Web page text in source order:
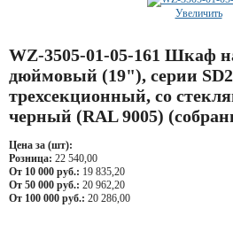
Увеличить
WZ-3505-01-05-161 Шкаф
дюймовый (19"), серии
трехсекционный, со
черный (RAL 9005)
Цена за (шт):
Розница: 22 540,00
От 10 000 руб.: 19 835,20
От 50 000 руб.: 20 962,20
От 100 000 руб.: 20 286,00